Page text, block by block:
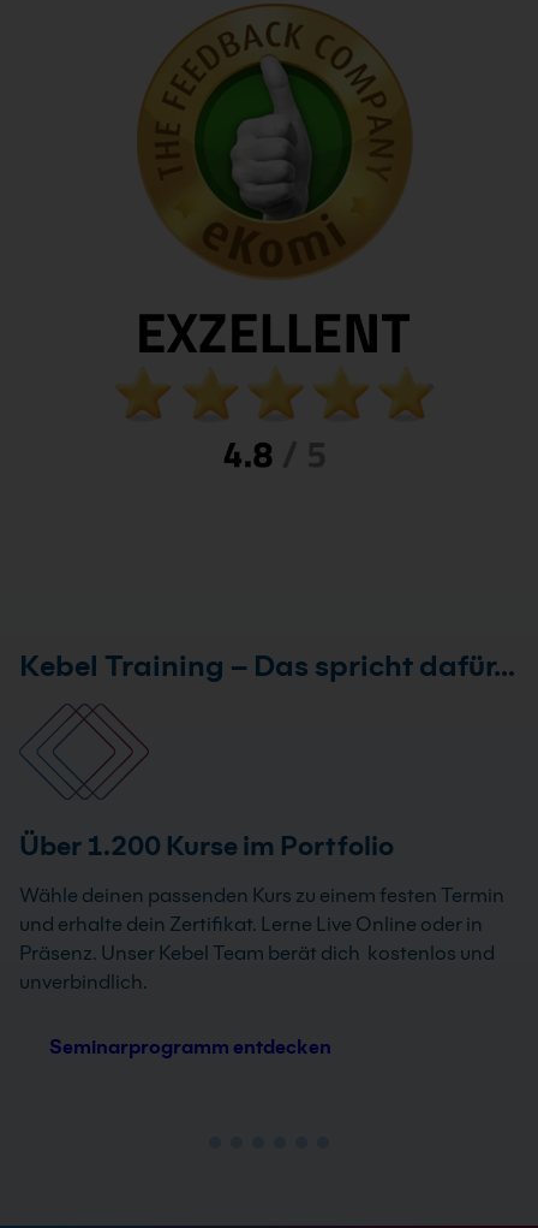
Kebel Training – Das spricht dafür…
Über 1.200 Kurse im Portfolio
Wähle deinen passenden Kurs zu einem festen Termin
und erhalte dein Zertifikat. Lerne Live Online oder in
Präsenz. Unser Kebel Team berät dich kostenlos und
unverbindlich.
Seminarprogramm entdecken